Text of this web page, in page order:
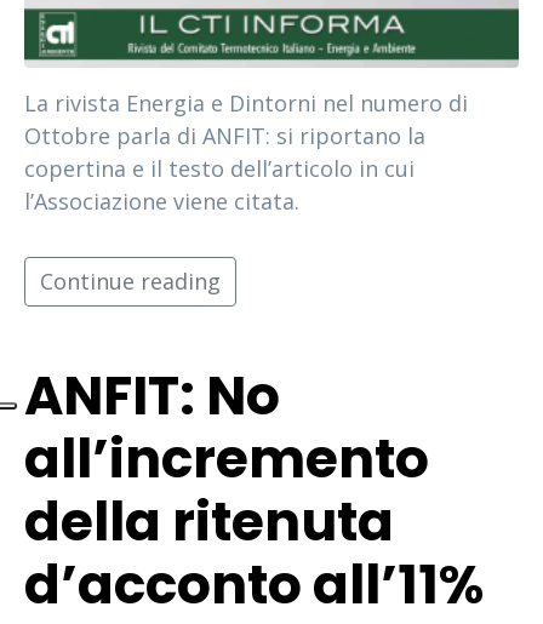
La rivista Energia e Dintorni nel numero di
Ottobre parla di ANFIT: si riportano la
copertina e il testo dell’articolo in cui
l’Associazione viene citata.
Continue reading
ANFIT: No
all’incremento
della ritenuta
d’acconto all’11%